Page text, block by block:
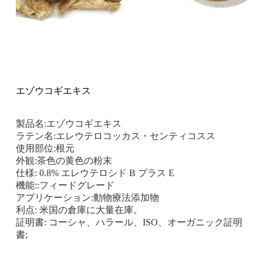
エゾウコギエキス
製品名:エゾウコギエキス
ラテン名:エレウテロコッカス・センティコスス
使用部位:根元
外観:茶色の黄色の粉末
仕様: 0.8% エレウテロシド B プラス E
機能::フィードグレード
アプリケーション:動物療法添加物
利点: 米国の倉庫に大量在庫。
証明書: コーシャ、ハラール、ISO、オーガニック証明
書;